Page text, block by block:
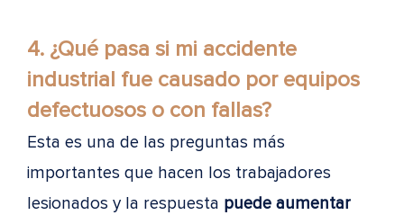
4. ¿Qué pasa si mi accidente
industrial fue causado por equipos
defectuosos o con fallas?
Esta es una de las preguntas más
importantes que hacen los trabajadores
lesionados y la respuesta puede aumentar